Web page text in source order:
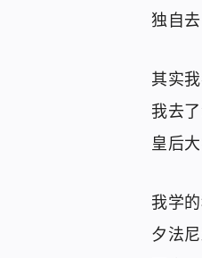
独自
其实
我去
皇后
我学
夕法